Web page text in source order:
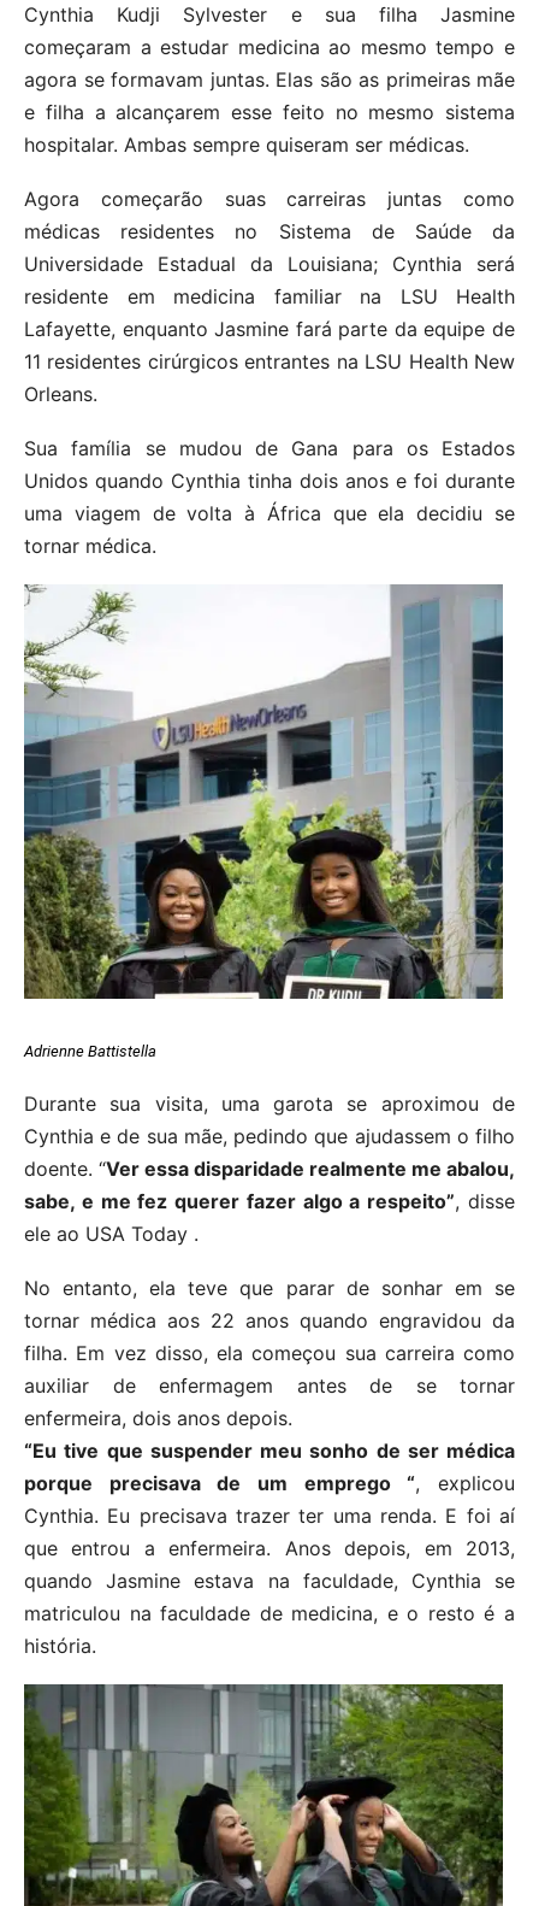
Cynthia Kudji Sylvester e sua filha Jasmine
começaram a estudar medicina ao mesmo tempo e
agora se formavam juntas. Elas são as primeiras mãe
e filha a alcançarem esse feito no mesmo sistema
hospitalar. Ambas sempre quiseram ser médicas.
Agora começarão suas carreiras juntas como
médicas residentes no Sistema de Saúde da
Universidade Estadual da Louisiana; Cynthia será
residente em medicina familiar na LSU Health
Lafayette, enquanto Jasmine fará parte da equipe de
11 residentes cirúrgicos entrantes na LSU Health New
Orleans.
Sua família se mudou de Gana para os Estados
Unidos quando Cynthia tinha dois anos e foi durante
uma viagem de volta à África que ela decidiu se
tornar médica.
Adrienne Battistella
Durante sua visita, uma garota se aproximou de
Cynthia e de sua mãe, pedindo que ajudassem o filho
doente. “Ver essa disparidade realmente me abalou,
sabe, e me fez querer fazer algo a respeito”, disse
ele ao USA Today .
No entanto, ela teve que parar de sonhar em se
tornar médica aos 22 anos quando engravidou da
filha. Em vez disso, ela começou sua carreira como
auxiliar de enfermagem antes de se tornar
enfermeira, dois anos depois.
“Eu tive que suspender meu sonho de ser médica
porque precisava de um emprego “, explicou
Cynthia. Eu precisava trazer ter uma renda. E foi aí
que entrou a enfermeira. Anos depois, em 2013,
quando Jasmine estava na faculdade, Cynthia se
matriculou na faculdade de medicina, e o resto é a
história.